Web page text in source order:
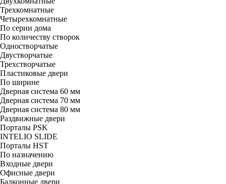
Трехкомнатные
Четырехкомнатные
По серии дома
По количеству створок
Одностворчатые
Двустворчатые
Трехстворчатые
Пластиковые двери
По ширине
Дверная система 60 мм
Дверная система 70 мм
Дверная система 80 мм
Раздвижные двери
Порталы PSK
INTELIO SLIDE
Порталы HST
По назначению
Входные двери
Офисные двери
Балконные двери